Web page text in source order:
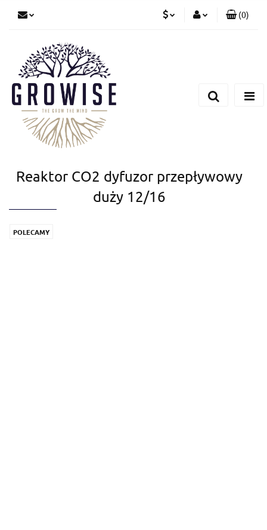
(0)
Reaktor CO2 dyfuzor przepływowy
duży 12/16
POLECAMY